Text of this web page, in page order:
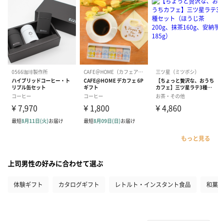
もっと見る
上司男性の好みに合わせて選ぶ
体験ギフト カタログギフト レトルト・インスタント食品 和